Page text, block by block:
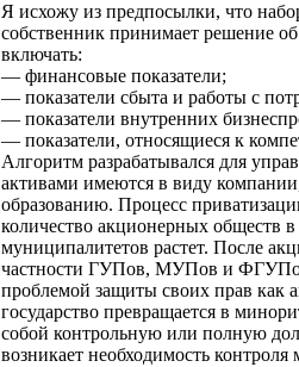
Я исхожу из предпосылки, что
собственник принимает решение
включать:
— финансовые показатели;
— показатели сбыта и работы с
— показатели внутренних
— показатели, относящиеся к
Алгоритм разрабатывался для
активами имеются в виду
образованию. Процесс
количество акционерных обществ
муниципалитетов растет. После
частности ГУПов, МУПов и ФГУПов,
проблемой защиты своих прав как
государство превращается в
собой контрольную или полную
возникает необходимость